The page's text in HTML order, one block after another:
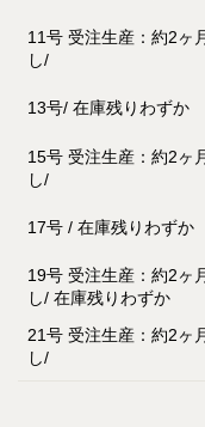
11号 受注生産：約2ヶ
し
13号 在庫残りわずか
15号 受注生産：約2ヶ
し
17号 在庫残りわずか
19号 受注生産：約2ヶ
し
在庫残りわずか
21号 受注生産：約2ヶ
し